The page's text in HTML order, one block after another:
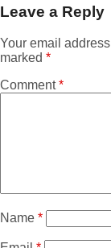
Leave a Reply
Your email
marked *
Comment*
Name *